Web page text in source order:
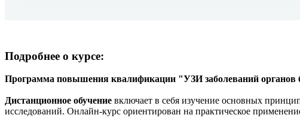
Подробнее о курсе:
Программа повышения квалификации "УЗИ заболеваний органов
Дистанционное обучение включает в себя изучение основных
исследований. Онлайн-курс ориентирован на практическое